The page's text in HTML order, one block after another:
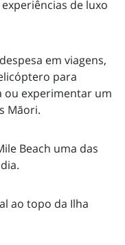
de luxo
em viagens,
para
ou experimentar um
Māori.
Beach uma das
ao topo da Ilha